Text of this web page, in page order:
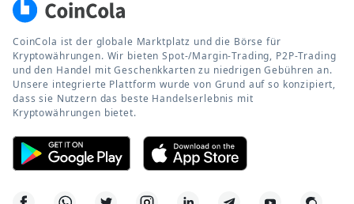
CoinCola ist der globale Marktplatz und die Börse für
Kryptowährungen. Wir bieten Spot-/Margin-Trading, P2P-Trading
und den Handel mit Geschenkkarten zu niedrigen Gebühren an.
Unsere integrierte Plattform wurde von Grund auf so konzipiert,
dass sie Nutzern das beste Handelserlebnis mit
Kryptowährungen bietet.